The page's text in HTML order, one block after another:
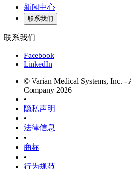
新闻中心
联系我们
联系我们
Facebook
LinkedIn
© Varian Medical Systems, Inc. -
Company 2026
•
隐私声明
•
法律信息
•
商标
•
行为规范